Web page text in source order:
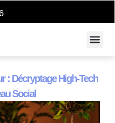
: Décryptage High-Tech
Social